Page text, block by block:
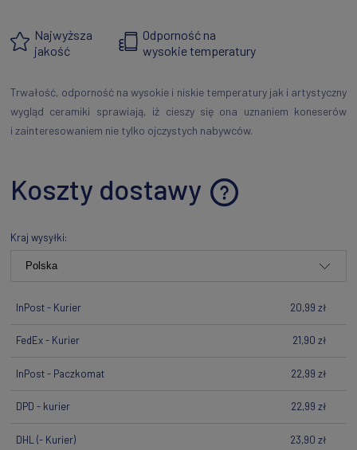
Najwyższa
jakość
Odporność na
wysokie temperatury
Trwałość, odporność na wysokie i niskie temperatury jak i artystyczny
wygląd ceramiki sprawiają, iż cieszy się ona uznaniem koneserów
i zainteresowaniem nie tylko ojczystych nabywców.
Koszty dostawy
Cena nie zawiera ewentualnych kosztów płatności
Kraj wysyłki:
InPost - Kurier 20,99 zł
FedEx - Kurier 21,90 zł
InPost - Paczkomat 22,99 zł
DPD - kurier 22,99 zł
DHL (- Kurier) 23,90 zł